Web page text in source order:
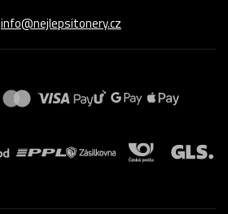
info@nejlepsitonery.cz